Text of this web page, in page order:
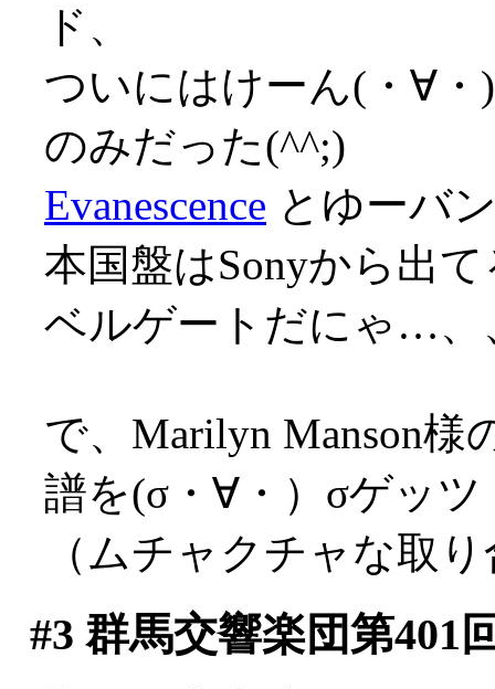
ド、
ついにはけーん(・∀
のみだった(^^;)
Evanescence とゆーバ
本国盤はSonyから出
ベルゲートだにゃ…、
で、Marilyn Manson
譜を(σ・∀・）σゲッツ
（ムチャクチャな取
#3 群馬交響楽団第401